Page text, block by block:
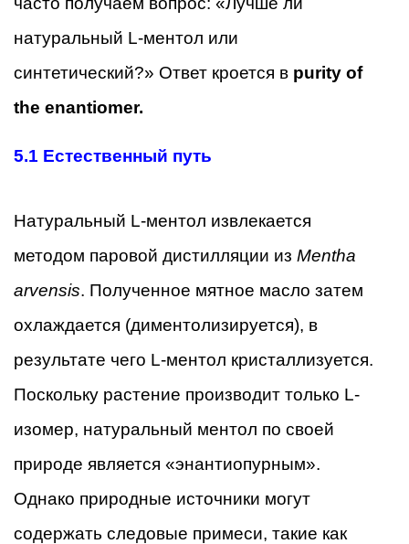
натуральный L-ментол или
синтетический?» Ответ кроется в purity of
the enantiomer.
5.1 Естественный путь
Натуральный L-ментол извлекается
методом паровой дистилляции из Mentha
arvensis. Полученное мятное масло затем
охлаждается (диментолизируется), в
результате чего L-ментол кристаллизуется.
Поскольку растение производит только L-
изомер, натуральный ментол по своей
природе является «энантиопурным».
Однако природные источники могут
содержать следовые примеси, такие как